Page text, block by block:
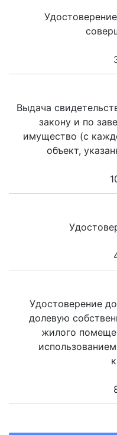
Выдача
закону и по
имущество (с
объект,
Удостоверение
долевую
жилого